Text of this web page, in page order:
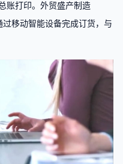
账打印。外贸盛产制造
过移动智能设备完成订货，与